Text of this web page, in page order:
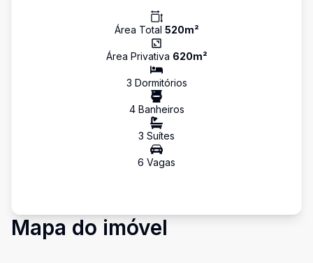
Área Total 520m²
Área Privativa 620m²
3 Dormitórios
4Banheiros
3 Suítes
6 Vagas
Mapa do imóvel